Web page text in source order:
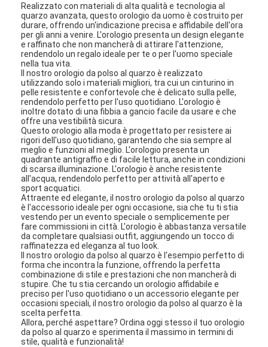
Realizzato con materiali di alta qualità e tecnologia al
quarzo avanzata, questo orologio da uomo è costruito per
durare, offrendo un'indicazione precisa e affidabile dell'ora
per gli anni a venire. L'orologio presenta un design elegante
e raffinato che non mancherà di attirare l'attenzione,
rendendolo un regalo ideale per te o per l'uomo speciale
nella tua vita.
Il nostro orologio da polso al quarzo è realizzato
utilizzando solo i materiali migliori, tra cui un cinturino in
pelle resistente e confortevole che è delicato sulla pelle,
rendendolo perfetto per l'uso quotidiano. L'orologio è
inoltre dotato di una fibbia a gancio facile da usare e che
offre una vestibilità sicura.
Questo orologio alla moda è progettato per resistere ai
rigori dell'uso quotidiano, garantendo che sia sempre al
meglio e funzioni al meglio. L'orologio presenta un
quadrante antigraffio e di facile lettura, anche in condizioni
di scarsa illuminazione. L'orologio è anche resistente
all'acqua, rendendolo perfetto per attività all'aperto e
sport acquatici.
Attraente ed elegante, il nostro orologio da polso al quarzo
è l'accessorio ideale per ogni occasione, sia che tu ti stia
vestendo per un evento speciale o semplicemente per
fare commissioni in città. L'orologio è abbastanza versatile
da completare qualsiasi outfit, aggiungendo un tocco di
raffinatezza ed eleganza al tuo look.
Il nostro orologio da polso al quarzo è l'esempio perfetto di
forma che incontra la funzione, offrendo la perfetta
combinazione di stile e prestazioni che non mancherà di
stupire. Che tu stia cercando un orologio affidabile e
preciso per l'uso quotidiano o un accessorio elegante per
occasioni speciali, il nostro orologio da polso al quarzo è la
scelta perfetta.
Allora, perché aspettare? Ordina oggi stesso il tuo orologio
da polso al quarzo e sperimenta il massimo in termini di
stile, qualità e funzionalità!